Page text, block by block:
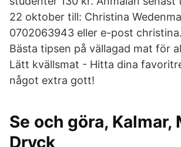
22 oktober till: Christina
0702063943 eller e-post
Bästa tipsen på vällagad mat för
Lätt kvällsmat - Hitta dina
något extra gott!
Se och göra, Kalmar,
Dryck